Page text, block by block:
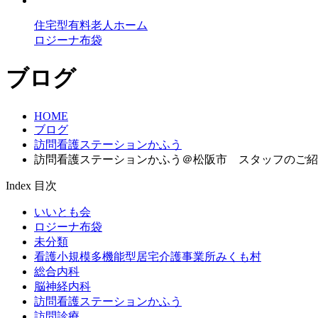
住宅型有料老人ホーム
ロジーナ布袋
ブログ
HOME
ブログ
訪問看護ステーションかふう
訪問看護ステーションかふう＠松阪市 スタッフのご
Index 目次
いいとも会
ロジーナ布袋
未分類
看護小規模多機能型居宅介護事業所みくも村
総合内科
脳神経内科
訪問看護ステーションかふう